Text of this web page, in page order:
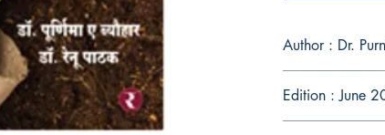
Author : Dr.
Edition : June